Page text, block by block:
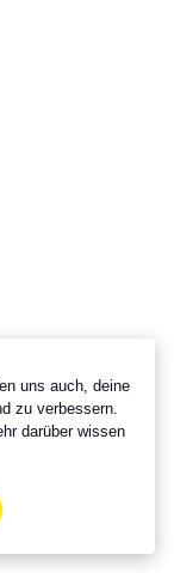
uns auch, deine
zu verbessern.
darüber wissen